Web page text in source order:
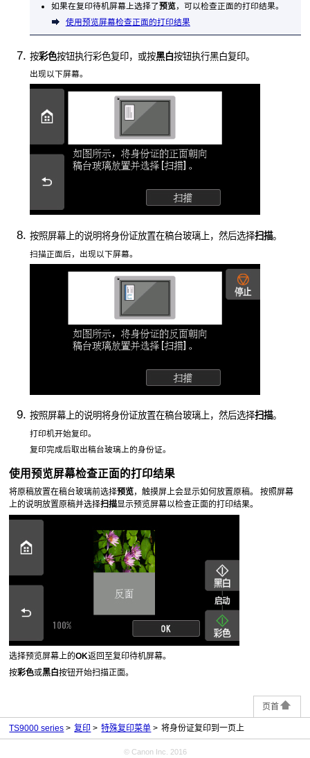
如果在复印待机屏幕上选择了预览，可以检查正面的打印结果。
使用预览屏幕检查正面的打印结果
按彩色按钮执行彩色复印，或按黑白按钮执行黑白复印。
出现以下屏幕。
按照屏幕上的说明将身份证放置在稿台玻璃 上，然后选择扫描。
扫描正面后，出现以下屏幕。
按照屏幕上的说明将身份证放置在稿台玻璃 上，然后选择扫描。
打印机开始复印。
复印完成后取出稿台玻璃 上的身份证。
使用预览屏幕检查正面的打印结果
将原稿放置在稿台玻璃前选择预览，触摸屏上会显示如何放置原稿。
按照屏幕
上的说明放置原稿并选择扫描显示预览屏幕以检查正面的打印结果。
选择预览屏幕上的OK返回至复印待机屏幕。
按彩色或黑白按钮开始扫描正面。
页首
TS9000 series 复印 特殊复印菜单 将身份证复印到一页上
© Canon Inc. 2016